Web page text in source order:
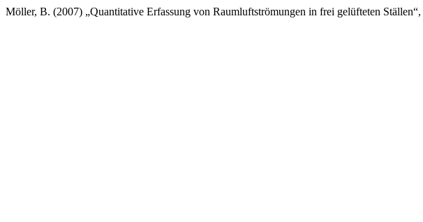
Möller, B. (2007) „Quantitative Erfassung von Raumluftströmungen in frei gelüfteten Ställen“,